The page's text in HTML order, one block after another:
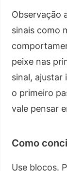
Observação
sinais como
peixe nas
sinal, ajustar
o primeiro
vale pensar
Como
Use blocos.